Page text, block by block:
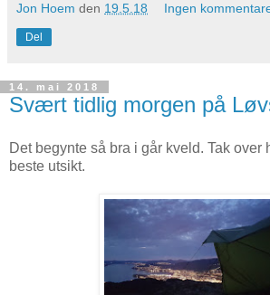
Jon Hoem den 19.5.18 Ingen
Del
14. mai 2018
Svært tidlig morgen på
Det begynte så bra i går kveld. Tak over
beste utsikt.